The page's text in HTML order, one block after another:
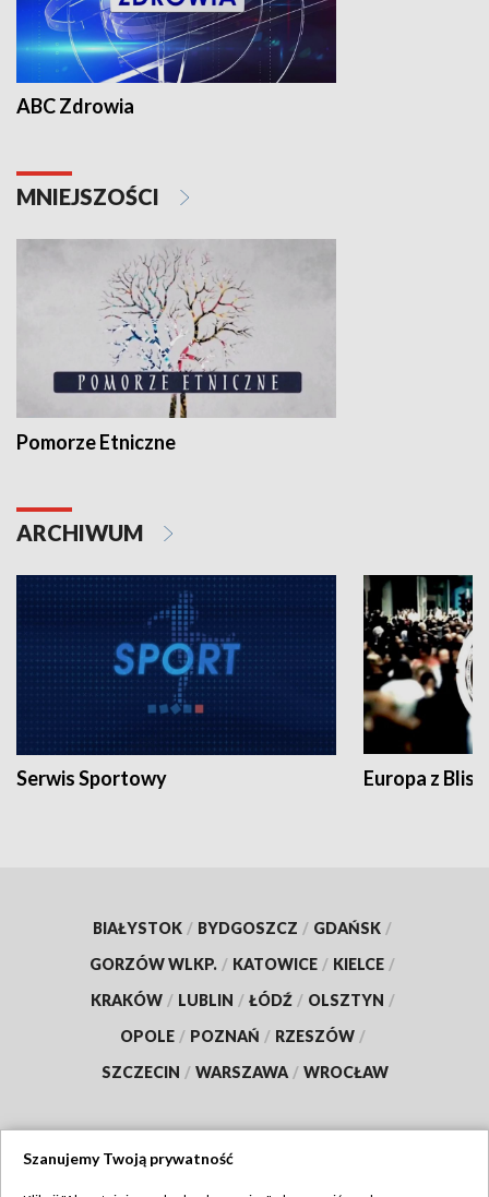
ABC Zdrowia
MNIEJSZOŚCI
Pomorze Etniczne
ARCHIWUM
Serwis Sportowy Europa z
BIAŁYSTOK / BYDGOSZCZ / GDAŃSK /
GORZÓW WLKP. / KATOWICE / KIELCE /
KRAKÓW / LUBLIN / ŁÓDŹ / OLSZTYN /
OPOLE / POZNAŃ / RZESZÓW /
SZCZECIN / WARSZAWA / WROCŁAW
Szanujemy Twoją prywatność